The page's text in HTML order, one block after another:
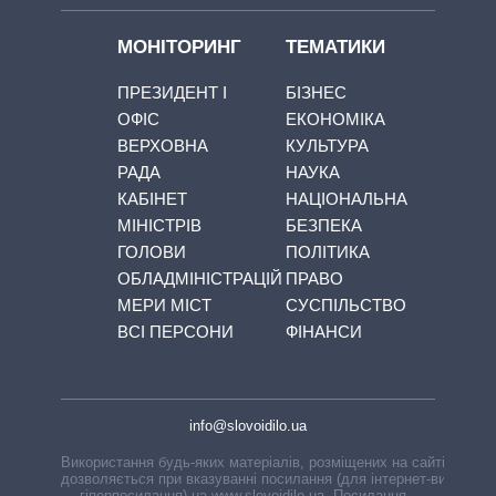
МОНІТОРИНГ
ПРЕЗИДЕНТ І
ОФІС
ВЕРХОВНА
РАДА
КАБІНЕТ
МІНІСТРІВ
ГОЛОВИ
ОБЛАДМІНІСТРАЦІЙ
МЕРИ МІСТ
ВСІ ПЕРСОНИ
ТЕМАТИКИ
БІЗНЕС
ЕКОНОМІКА
КУЛЬТУРА
НАУКА
НАЦІОНАЛЬНА
БЕЗПЕКА
ПОЛІТИКА
ПРАВО
СУСПІЛЬСТВО
ФІНАНСИ
info@slovoidilo.ua
Використання будь-яких матеріалів, розміщених на сайті,
дозволяється при вказуванні посилання (для інтернет-видань